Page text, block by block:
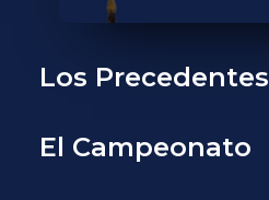
Los Precedentes
El Campeonato